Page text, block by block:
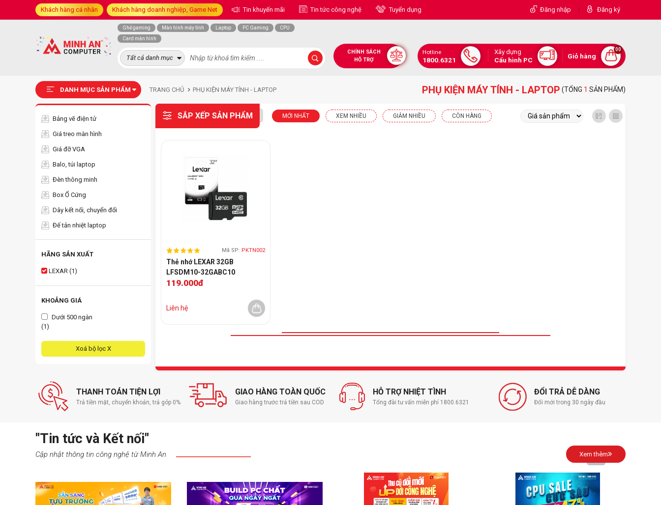
Khách hàng cá nhân Khách hàng doanh nghiệp, Game Net Tin khuyến mãi Tin tức công nghệ Tuyển dụng Đăng nhập | Đăng ký
Ghế gaming Màn hình máy tính Laptop PC Gaming
CPU
Card màn hình
Tất cả danh mục
CHÍNH SÁCH
HỖ TRỢ
Hotline
1800.6321
Xây dựng
Cấu hình PC
Giỏ hàng
00
DANH MỤC SẢN PHẨM TRANG CHỦ PHỤ KIỆN MÁY TÍNH - LAPTOP PHỤ KIỆN MÁY TÍNH - LAPTOP (TỔNG 1 SẢN PHẨM)
Bảng vẽ điện tử
Giá treo màn hình
Giá đỡ VGA
Balo, túi laptop
Đèn thông minh
Box Ổ Cứng
Dây kết nối, chuyển đổi
Đế tản nhiệt laptop
HÃNG SẢN XUẤT
LEXAR (1)
KHOẢNG GIÁ
Dưới 500 ngàn
(1)
Xoá bộ lọc X
SẮP XẾP SẢN PHẨM MỚI NHẤT XEM NHIỀU GIẢM NHIỀU CÒN HÀNG
Mã SP: PKTN002
Thẻ nhớ LEXAR 32GB
LFSDM10-32GABC10
119.000đ
Liên hệ
THANH TOÁN TIỆN LỢI
Trả tiền mặt, chuyển khoản, trả góp 0%
GIAO HÀNG TOÀN QUỐC
Giao hàng trước trả tiền sau COD
HỖ TRỢ NHIỆT TÌNH
Tổng đài tư vấn miễn phí 1800.6321
ĐỔI TRẢ DỄ DÀNG
Đổi mới trong 30 ngày đầu
"Tin tức và Kết nối"
Cập nhật thông tin công nghệ từ Minh An Xem thêm